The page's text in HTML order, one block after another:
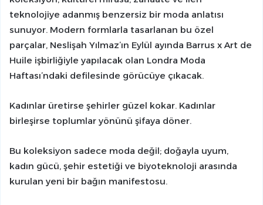
teknolojiye adanmış benzersiz bir moda anlatısı
sunuyor. Modern formlarla tasarlanan bu özel
parçalar, Neslişah Yılmaz’ın Eylül ayında Barrus x Art de
Huile işbirliğiyle yapılacak olan Londra Moda
Haftası’ndaki defilesinde görücüye çıkacak.
Kadınlar üretirse şehirler güzel kokar. Kadınlar
birleşirse toplumlar yönünü şifaya döner.
Bu koleksiyon sadece moda değil; doğayla uyum,
kadın gücü, şehir estetiği ve biyoteknoloji arasında
kurulan yeni bir bağın manifestosu.